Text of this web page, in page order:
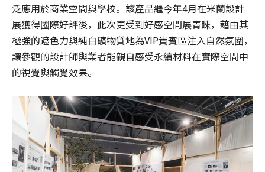
泛應用於商業空間與學校。該產品繼今年4月在米蘭設計
展獲得國際好評後，此次更受到好感空間展青睞，藉由其
極強的遮色力與純白礦物質地為VIP貴賓區注入自然氛圍，
讓參觀的設計師與業者能親自感受永續材料在實際空間中
的視覺與觸覺效果。